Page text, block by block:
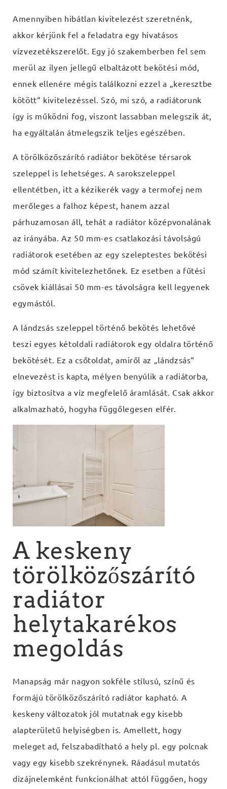
Amennyiben hibátlan kivitelezést szeretnénk,
akkor kérjünk fel a feladatra egy hivatásos
vízvezetékszerelőt. Egy jó szakemberben fel sem
merül az ilyen jellegű elbaltázott bekötési mód,
ennek ellenére mégis találkozni ezzel a „keresztbe
kötött“ kivitelezéssel. Szó, mi szó, a radiátorunk
így is működni fog, viszont lassabban melegszik át,
ha egyáltalán átmelegszik teljes egészében.
A törölközőszárító radiátor bekötése térsarok
szeleppel is lehetséges. A sarokszeleppel
ellentétben, itt a kézikerék vagy a termofej nem
merőleges a falhoz képest, hanem azzal
párhuzamosan áll, tehát a radiátor középvonalának
az irányába. Az 50 mm-es csatlakozási távolságú
radiátorok esetében az egy szeleptestes bekötési
mód számít kivitelezhetőnek. Ez esetben a fűtési
csövek kiállásai 50 mm-es távolságra kell legyenek
egymástól.
A lándzsás szeleppel történő bekötés lehetővé
teszi egyes kétoldali radiátorok egy oldalra történő
bekötését. Ez a csőtoldat, amiről az „lándzsás“
elnevezést is kapta, mélyen benyúlik a radiátorba,
így biztosítva a víz megfelelő áramlását. Csak akkor
alkalmazható, hogyha függőlegesen elfér.
A keskeny
törölközőszárító
radiátor
helytakarékos
megoldás
Manapság már nagyon sokféle stílusú, színű és
formájú törölközőszárító radiátor kapható. A
keskeny változatok jól mutatnak egy kisebb
alapterületű helyiségben is. Amellett, hogy
meleget ad, felszabadítható a hely pl. egy polcnak
vagy egy kisebb szekrénynek. Ráadásul mutatós
dizájnelemként funkcionálhat attól függően, hogy